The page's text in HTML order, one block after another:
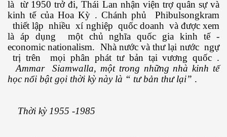
là từ 1950 trở đi, Thái Lan nhận viện trợ quân sự và
kinh tế của Hoa Kỳ . Chánh phủ Phibulsongkram
thiết lập nhiều xí nghiệp quốc doanh và được xem
là áp dụng một chủ nghĩa quốc gia kinh tế -
economic nationalism. Nhà nước và thư lại nước ngự
trị trên mọi phân phát tư bản tại vương quốc .
Ammar Siamwalla, một trong những nhà kinh tế
học nổi bật gọi thời kỳ này là “ tư bản thư lại” .
Thời kỳ 1955 -1985